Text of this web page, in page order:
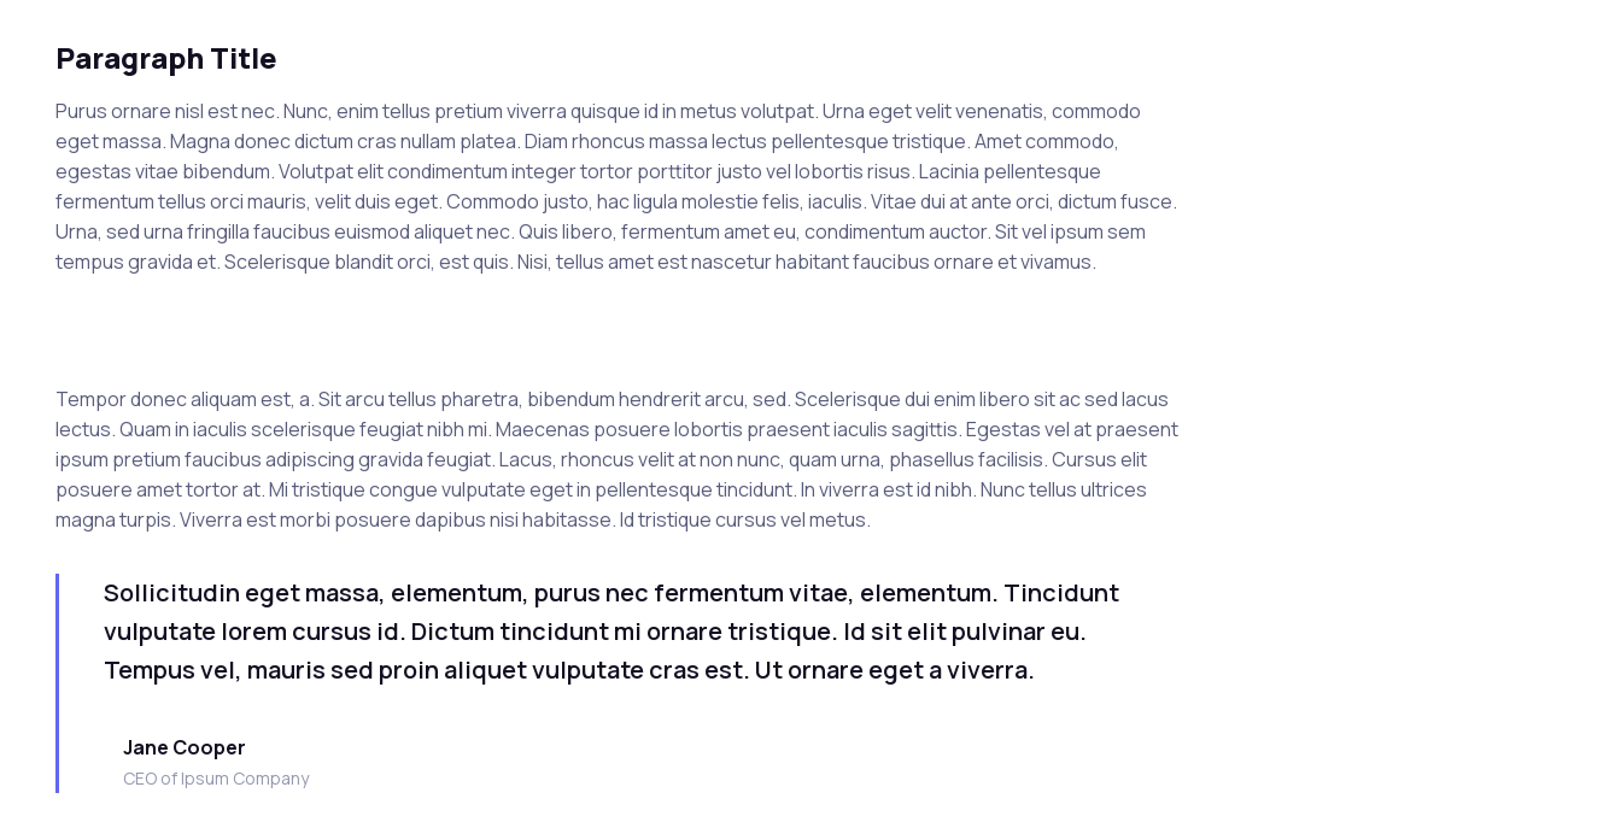
Paragraph Title
Purus ornare nisl est nec. Nunc, enim tellus pretium viverra quisque id in metus volutpat. Urna eget velit venenatis, commodo
eget massa. Magna donec dictum cras nullam platea. Diam rhoncus massa lectus pellentesque tristique. Amet commodo,
egestas vitae bibendum. Volutpat elit condimentum integer tortor porttitor justo vel lobortis risus. Lacinia pellentesque
fermentum tellus orci mauris, velit duis eget. Commodo justo, hac ligula molestie felis, iaculis. Vitae dui at ante orci, dictum fusce.
Urna, sed urna fringilla faucibus euismod aliquet nec. Quis libero, fermentum amet eu, condimentum auctor. Sit vel ipsum sem
tempus gravida et. Scelerisque blandit orci, est quis. Nisi, tellus amet est nascetur habitant faucibus ornare et vivamus.
Tempor donec aliquam est, a. Sit arcu tellus pharetra, bibendum hendrerit arcu, sed. Scelerisque dui enim libero sit ac sed lacus
lectus. Quam in iaculis scelerisque feugiat nibh mi. Maecenas posuere lobortis praesent iaculis sagittis. Egestas vel at praesent
ipsum pretium faucibus adipiscing gravida feugiat. Lacus, rhoncus velit at non nunc, quam urna, phasellus facilisis. Cursus elit
posuere amet tortor at. Mi tristique congue vulputate eget in pellentesque tincidunt. In viverra est id nibh. Nunc tellus ultrices
magna turpis. Viverra est morbi posuere dapibus nisi habitasse. Id tristique cursus vel metus.
Sollicitudin eget massa, elementum, purus nec fermentum vitae, elementum. Tincidunt
vulputate lorem cursus id. Dictum tincidunt mi ornare tristique. Id sit elit pulvinar eu.
Tempus vel, mauris sed proin aliquet vulputate cras est. Ut ornare eget a viverra.
Jane Cooper
CEO of Ipsum Company